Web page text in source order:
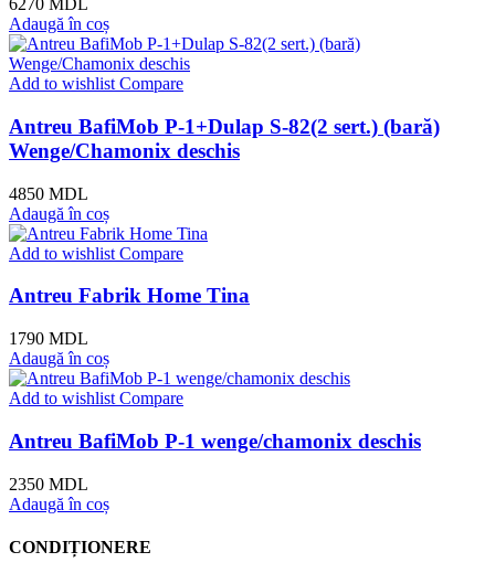
6270 MDL
Adaugă în coș
Add to wishlist Compare
Antreu BafiMob P-1+Dulap S-82(2 sert.) (bară)
Wenge/Chamonix deschis
4850 MDL
Adaugă în coș
Add to wishlist Compare
Antreu Fabrik Home Tina
1790 MDL
Adaugă în coș
Add to wishlist Compare
Antreu BafiMob P-1 wenge/chamonix deschis
2350 MDL
Adaugă în coș
CONDIȚIONERE